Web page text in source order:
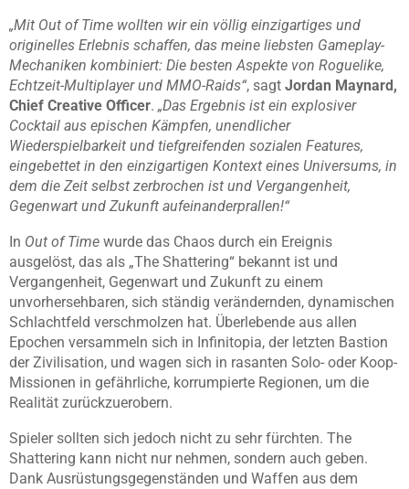
„Mit Out of Time wollten wir ein völlig einzigartiges und
originelles Erlebnis schaffen, das meine liebsten Gameplay-
Mechaniken kombiniert: Die besten Aspekte von Roguelike,
Echtzeit-Multiplayer und MMO-Raids“, sagt Jordan Maynard,
Chief Creative Officer. „Das Ergebnis ist ein explosiver
Cocktail aus epischen Kämpfen, unendlicher
Wiederspielbarkeit und tiefgreifenden sozialen Features,
eingebettet in den einzigartigen Kontext eines Universums, in
dem die Zeit selbst zerbrochen ist und Vergangenheit,
Gegenwart und Zukunft aufeinanderprallen!“
In Out of Time wurde das Chaos durch ein Ereignis
ausgelöst, das als „The Shattering“ bekannt ist und
Vergangenheit, Gegenwart und Zukunft zu einem
unvorhersehbaren, sich ständig verändernden, dynamischen
Schlachtfeld verschmolzen hat. Überlebende aus allen
Epochen versammeln sich in Infinitopia, der letzten Bastion
der Zivilisation, und wagen sich in rasanten Solo- oder Koop-
Missionen in gefährliche, korrumpierte Regionen, um die
Realität zurückzuerobern.
Spieler sollten sich jedoch nicht zu sehr fürchten. The
Shattering kann nicht nur nehmen, sondern auch geben.
Dank Ausrüstungsgegenständen und Waffen aus dem